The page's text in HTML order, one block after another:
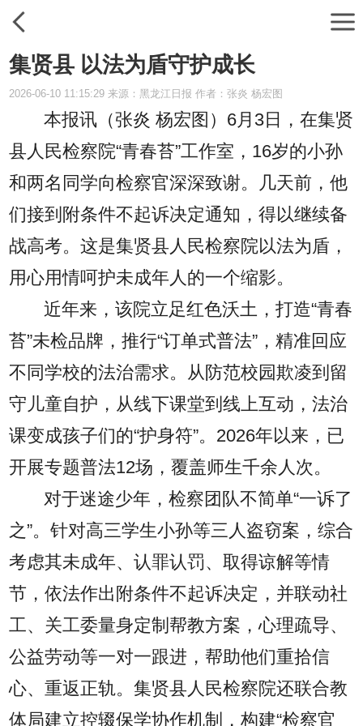
集贤县 以法为盾守护成长
2026-06-10 11:15:29 来源：黑龙江日报 作者：张炎 杨宏图
本报讯（张炎 杨宏图） 6月3日，在集贤
县人民检察院“青春苔”工作室，16岁的小孙
和两名同学向检察官深深致谢。几天前，他
们接到附条件不起诉决定通知，得以继续备
战高考。这是集贤县人民检察院以法为盾，
用心用情呵护未成年人的一个缩影。
近年来，该院立足红色沃土，打造“青春
苔”未检品牌，推行“订单式普法”，精准回应
不同学校的法治需求。从防范校园欺凌到留
守儿童自护，从线下课堂到线上互动，法治
课变成孩子们的“护身符”。2026年以来，已
开展专题普法12场，覆盖师生千余人次。
对于迷途少年，检察团队不简单“一诉了
之”。针对高三学生小孙等三人盗窃案，综合
考虑其未成年、认罪认罚、取得谅解等情
节，依法作出附条件不起诉决定，并联动社
工、关工委量身定制帮教方案，心理疏导、
公益劳动等一对一跟进，帮助他们重拾信
心、重返正轨。集贤县人民检察院还联合教
体局建立控辍保学协作机制，构建“检察官